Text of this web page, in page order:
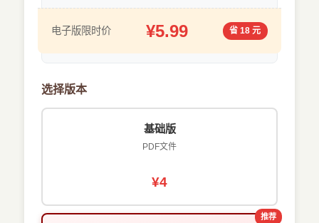
电子版限时价 ¥5.99 省 18 元
选择版本
基础版
PDF文件
¥4
推荐